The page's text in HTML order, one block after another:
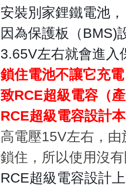
安裝別家鋰鐵電池，
因為保護板（BMS)
3.65V左右就會進入
鎖住電池不讓它充
致RCE超級電容（
RCE超級電容設計
高電壓15V左右，
鎖住，所以使用沒
RCE超級電容設計